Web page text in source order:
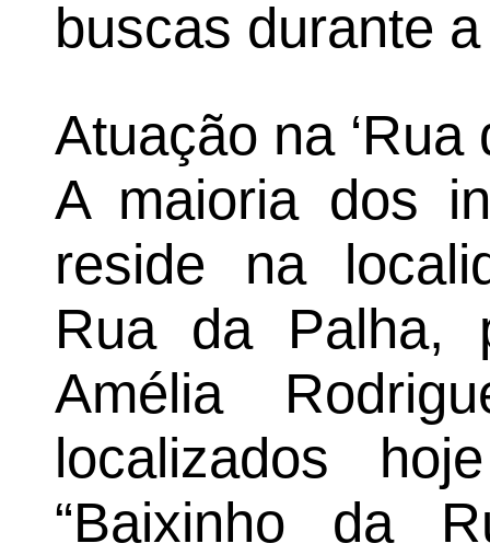
buscas durante
Atuação na ‘Rua
A maioria dos
reside na
Rua da Palha,
Amélia
localizados
“Baixinho da